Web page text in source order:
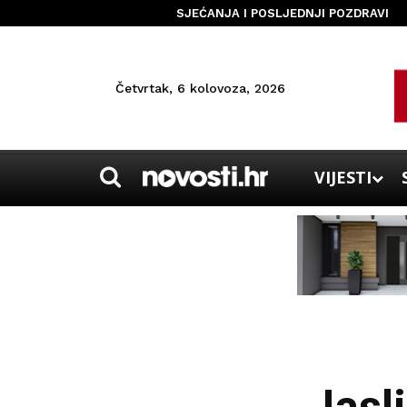
SJEĆANJA I POSLJEDNJI POZDRAVI
Četvrtak, 6 kolovoza, 2026
VIJESTI